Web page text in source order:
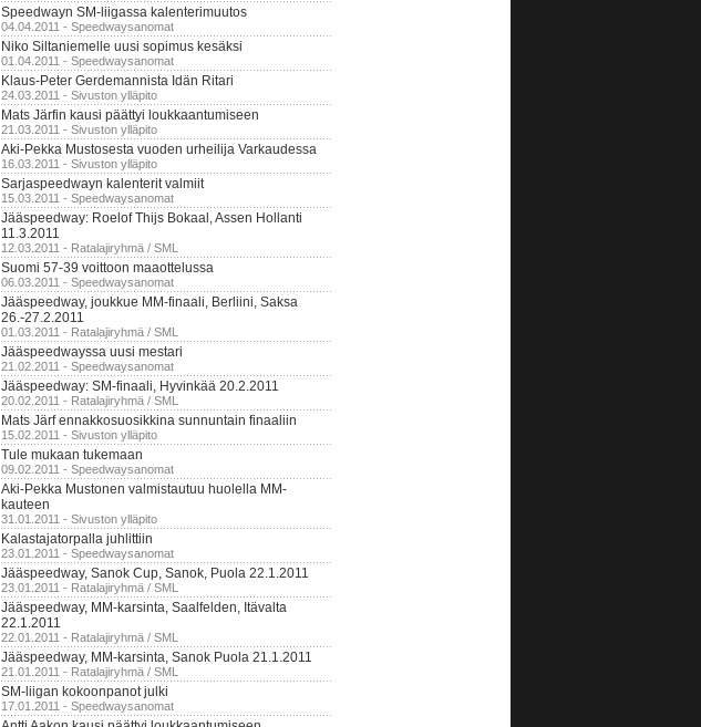
Speedwayn SM-liigassa kalenterimuutos
04.04.2011 - Speedwaysanomat
Niko Siltaniemelle uusi sopimus kesäksi
01.04.2011 - Speedwaysanomat
Klaus-Peter Gerdemannista Idän Ritari
24.03.2011 - Sivuston ylläpito
Mats Järfin kausi päättyi loukkaantumiseen
21.03.2011 - Sivuston ylläpito
Aki-Pekka Mustosesta vuoden urheilija Varkaudessa
16.03.2011 - Sivuston ylläpito
Sarjaspeedwayn kalenterit valmiit
15.03.2011 - Speedwaysanomat
Jääspeedway: Roelof Thijs Bokaal, Assen Hollanti
11.3.2011
12.03.2011 - Ratalajiryhmä / SML
Suomi 57-39 voittoon maaottelussa
06.03.2011 - Speedwaysanomat
Jääspeedway, joukkue MM-finaali, Berliini, Saksa
26.-27.2.2011
01.03.2011 - Ratalajiryhmä / SML
Jääspeedwayssa uusi mestari
21.02.2011 - Speedwaysanomat
Jääspeedway: SM-finaali, Hyvinkää 20.2.2011
20.02.2011 - Ratalajiryhmä / SML
Mats Järf ennakkosuosikkina sunnuntain finaaliin
15.02.2011 - Sivuston ylläpito
Tule mukaan tukemaan
09.02.2011 - Speedwaysanomat
Aki-Pekka Mustonen valmistautuu huolella MM-
kauteen
31.01.2011 - Sivuston ylläpito
Kalastajatorpalla juhlittiin
23.01.2011 - Speedwaysanomat
Jääspeedway, Sanok Cup, Sanok, Puola 22.1.2011
23.01.2011 - Ratalajiryhmä / SML
Jääspeedway, MM-karsinta, Saalfelden, Itävalta
22.1.2011
22.01.2011 - Ratalajiryhmä / SML
Jääspeedway, MM-karsinta, Sanok Puola 21.1.2011
21.01.2011 - Ratalajiryhmä / SML
SM-liigan kokoonpanot julki
17.01.2011 - Speedwaysanomat